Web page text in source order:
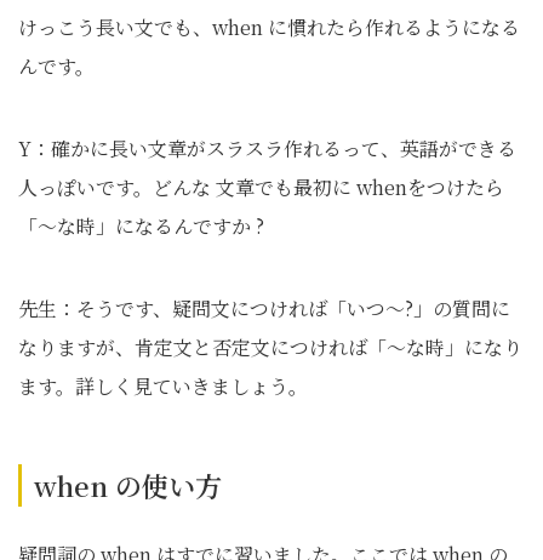
けっこう長い文でも、when に慣れたら作れるようになる
んです。
Y：確かに長い文章がスラスラ作れるって、英語ができる
人っぽいです。どんな 文章でも最初に whenをつけたら
「〜な時」になるんですか ?
先生：そうです、疑問文につければ「いつ〜?」の質問に
なりますが、肯定文と否定文につければ「〜な時」になり
ます。詳しく見ていきましょう。
when の使い方